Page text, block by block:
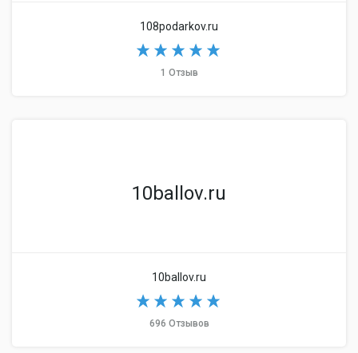
108podarkov.ru
1 Отзыв
10ballov.ru
10ballov.ru
696 Отзывов